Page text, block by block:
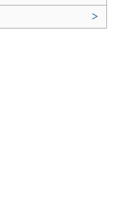
>